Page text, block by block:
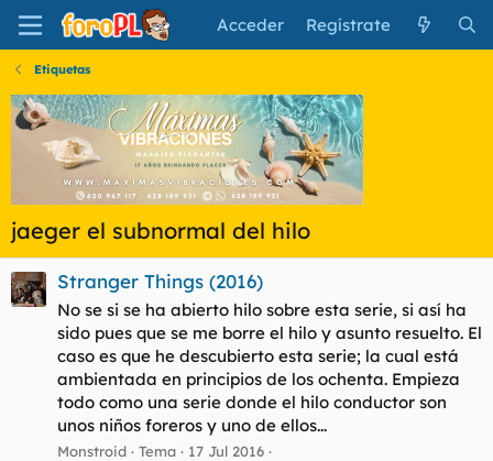
Acceder Regístrate
Etiquetas
jaeger el subnormal del hilo
Stranger Things (2016)
No se si se ha abierto hilo sobre esta serie, si así ha
sido pues que se me borre el hilo y asunto resuelto. El
caso es que he descubierto esta serie; la cual está
ambientada en principios de los ochenta. Empieza
todo como una serie donde el hilo conductor son
unos niños foreros y uno de ellos...
Monstroid Tema 17 Jul 2016